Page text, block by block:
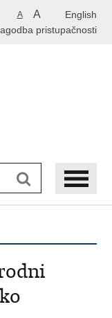
English
A A
pristupačnosti